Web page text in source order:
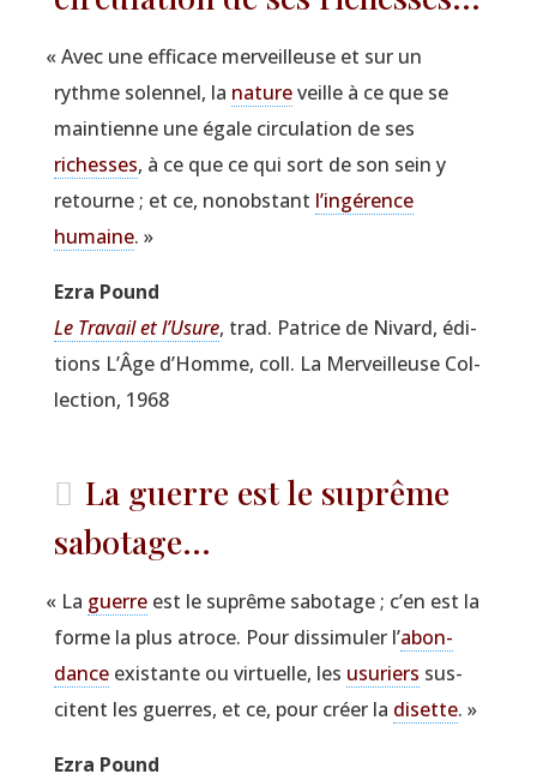
«Avec une effi­cace mer­veilleuse et sur un
rythme solen­nel, la natureveille à ce que se
main­tienne une égale cir­cu­la­tion de ses
richesses, à ce que ce qui sort de son sein y
retourne ; et ce, non­obs­tant l’ingérence
humaine. »
Ezra Pound
Le Tra­vail et l’U­sure, trad. Patrice de Nivard, édi­
tions L’Âge d’Homme, coll. La Mer­veilleuse Col­
lec­tion, 1968
La guerre est le suprême
sabotage...
« La guerre est le suprême sabo­tage ; c’en est la
forme la plus atroce. Pour dis­si­mu­ler l’abon­
danceexis­tante ou vir­tuelle, les usu­riers sus­
citent les guerres, et ce, pour créer la disette. »
Ezra Pound